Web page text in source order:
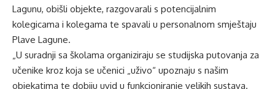
Lagunu, obišli objekte, razgovarali s potencijalnim
kolegicama i kolegama te spavali u personalnom smještaju
Plave Lagune.
„U suradnji sa školama organiziraju se studijska putovanja za
učenike kroz koja se učenici „uživo“ upoznaju s našim
objekatima te dobiju uvid u funkcioniranje velikih sustava.